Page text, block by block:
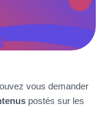
vous demander
postés sur les